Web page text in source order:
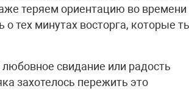
теряем ориентацию во времени
тех минутах восторга, которые
свидание или радость
захотелось пережить это